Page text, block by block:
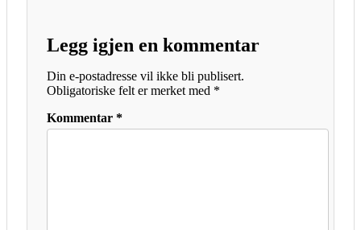
Legg igjen en kommentar
Din e-postadresse vil ikke bli publisert.
Obligatoriske felt er merket med *
Kommentar *